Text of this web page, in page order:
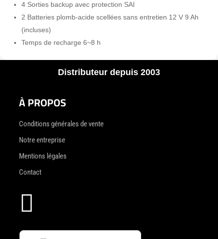
4 Sorties backup avec protection SAI
2 Batteries plomb-acide scellées sans entretien 12 V 9 Ah
(incluses)
Temps de recharge 6~8 h
Distributeur depuis 2003
À PROPOS
Conditions générales de vente
Notre entreprise
Mentions légales
Contact
